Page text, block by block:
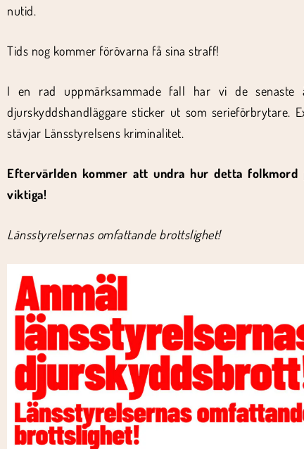
nutid.
Tids nog kommer förövarna få sina straff!
I en rad uppmärksammade fall har vi de senaste
djurskyddshandläggare sticker ut som
stävjar Länsstyrelsens kriminalitet.
Eftervärlden kommer att undra hur detta folkmord
viktiga!
Länsstyrelsernas omfattande brottslighet!